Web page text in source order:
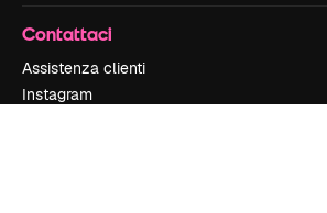
Contattaci
Assistenza clienti
Instagram